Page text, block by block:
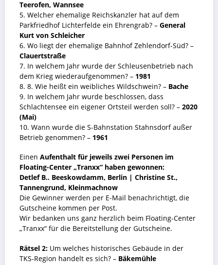
Teerofen, Wannsee
5. Welcher ehemalige Reichskanzler hat auf dem
Parkfriedhof Lichterfelde ein Ehrengrab? – General
Kurt von Schleicher
6. Wo liegt der ehemalige Bahnhof Zehlendorf-Süd? –
Clauertstraße
7. In welchem Jahr wurde der Schleusenbetrieb nach
dem Krieg wiederaufgenommen? – 1981
8. 8. Wie heißt ein weibliches Wildschwein? – Bache
9. In welchem Jahr wurde beschlossen, dass
Schlachtensee ein eigener Ortsteil werden soll? – 2020
(Mai)
10. Wann wurde die S-Bahnstation Stahnsdorf außer
Betrieb genommen? – 1961
Einen Aufenthalt für jeweils zwei Personen im
Floating-Center „Tranxx“ haben gewonnen:
Detlef B.. Beeskowdamm, Berlin | Christine St.,
Tannengrund, Kleinmachnow
Die Gewinner werden per E-Mail benachrichtigt, die
Gutscheine kommen per Post.
Wir bedanken uns ganz herzlich beim Floating-Center
„Tranxx“ für die Bereitstellung der Gutscheine.
Rätsel 2: Um welches historisches Gebäude in der
TKS-Region handelt es sich? – Bäkemühle